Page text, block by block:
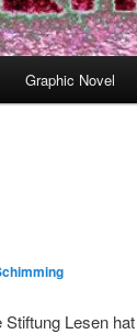
Graphic Novel
Stiftung Lesen